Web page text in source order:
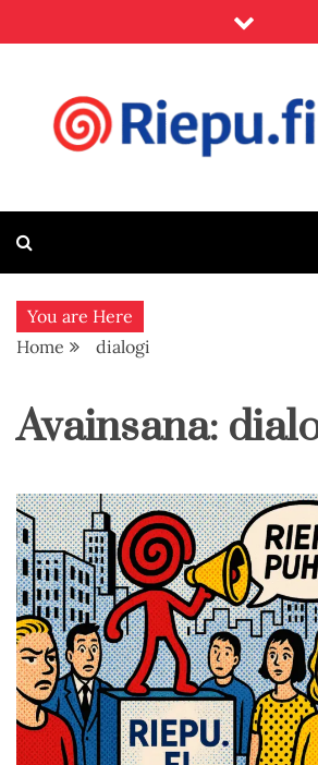
to
Riepu.fi
You are Here
Home
dialogi
Avainsana: